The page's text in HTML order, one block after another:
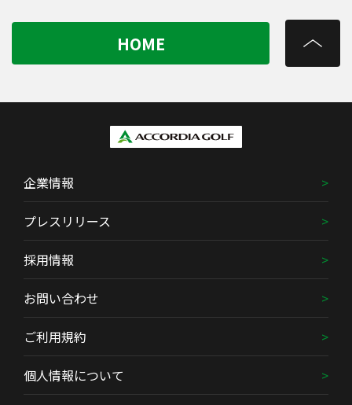
HOME
企業情報
プレスリリース
採用情報
お問い合わせ
ご利用規約
個人情報について